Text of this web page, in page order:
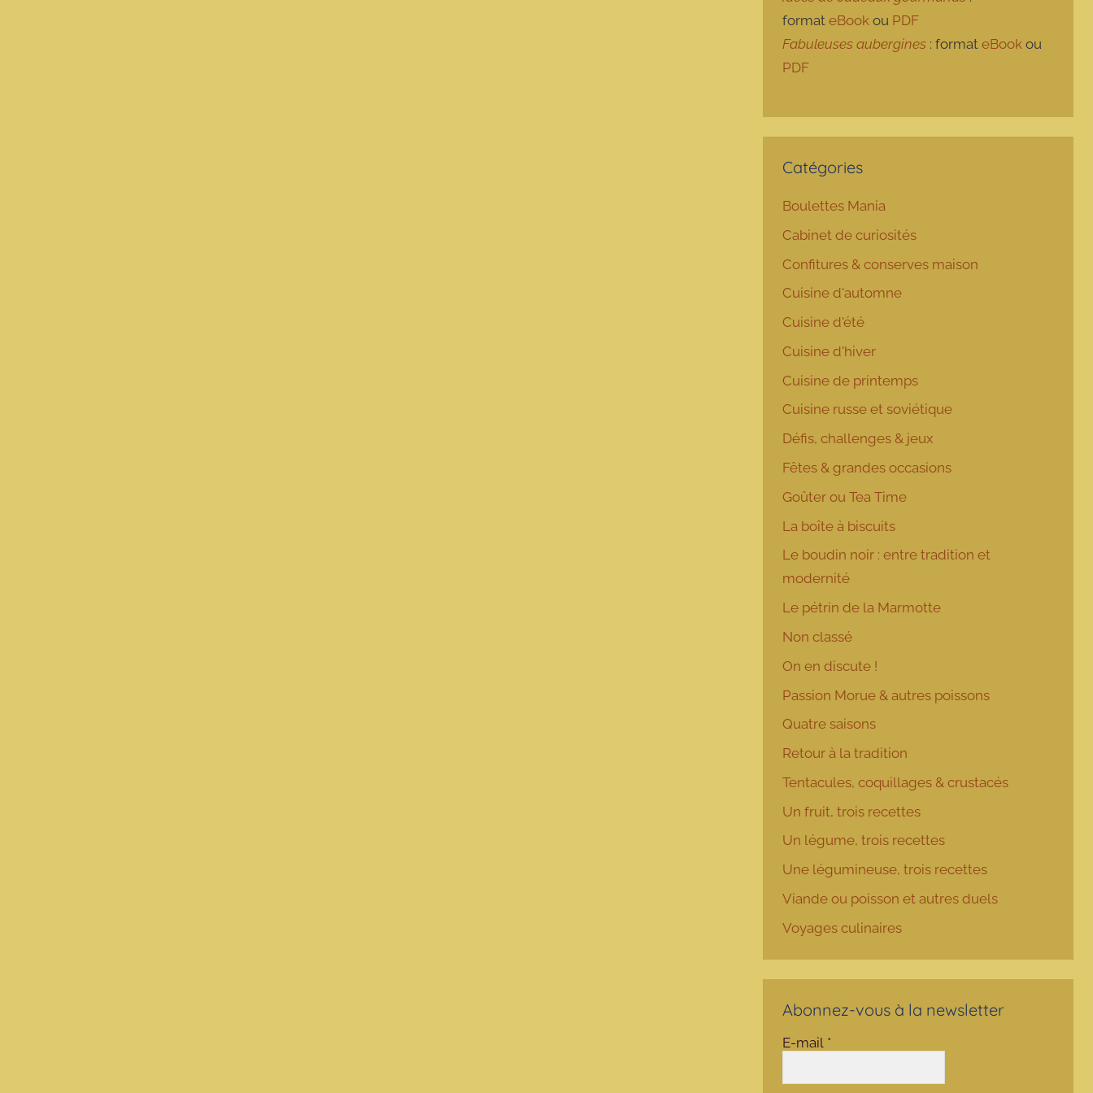
formateBook ou PDF
Fabuleuses aubergines : formateBook ou
PDF
Catégories
Boulettes Mania
Cabinet de curiosités
Confitures & conserves maison
Cuisine d'automne
Cuisine d'été
Cuisine d'hiver
Cuisine de printemps
Cuisine russe et soviétique
Défis, challenges & jeux
Fêtes & grandes occasions
Goûter ou Tea Time
La boîte à biscuits
Le boudin noir : entre tradition et
modernité
Le pétrin de la Marmotte
Non classé
On en discute !
Passion Morue & autres poissons
Quatre saisons
Retour à la tradition
Tentacules, coquillages & crustacés
Un fruit, trois recettes
Un légume, trois recettes
Une légumineuse, trois recettes
Viande ou poisson et autres duels
Voyages culinaires
Abonnez-vous à la newsletter
E-mail *